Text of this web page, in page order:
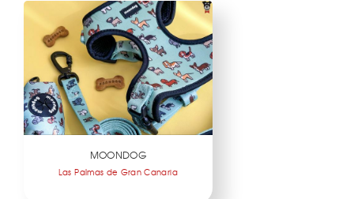
MOONDOG
Las Palmas de Gran Canaria